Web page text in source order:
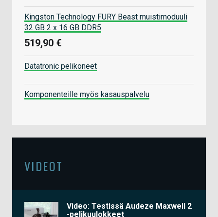
Kingston Technology FURY Beast muistimoduuli
32 GB 2 x 16 GB DDR5
519,90 €
Datatronic pelikoneet
Komponenteille myös kasauspalvelu
VIDEOT
Video: Testissä Audeze Maxwell 2
-pelikuulokkeet